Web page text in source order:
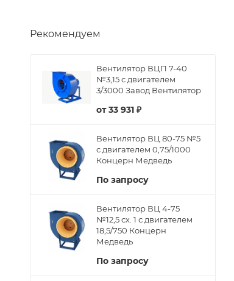
Рекомендуем
Вентилятор ВЦП 7-40
№3,15 с двигателем
3/3000 Завод Вентилятор
от33 931 ₽
Вентилятор ВЦ 80-75 №5
с двигателем 0,75/1000
Концерн Медведь
По запросу
Вентилятор ВЦ 4-75
№12,5 сх. 1 с двигателем
18,5/750 Концерн
Медведь
По запросу